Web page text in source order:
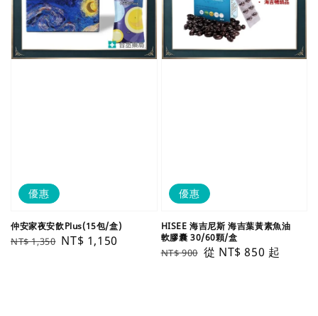
優惠
仲安家夜安飲Plus(15包/盒)
Regular
NT$ 1,350 Sale
NT$ 1,150
優惠
HISEE 海吉尼斯 海吉葉黃素魚油
軟膠囊 30/60顆/盒
Regular
NT$ 900 Sale
從 NT$ 850 起